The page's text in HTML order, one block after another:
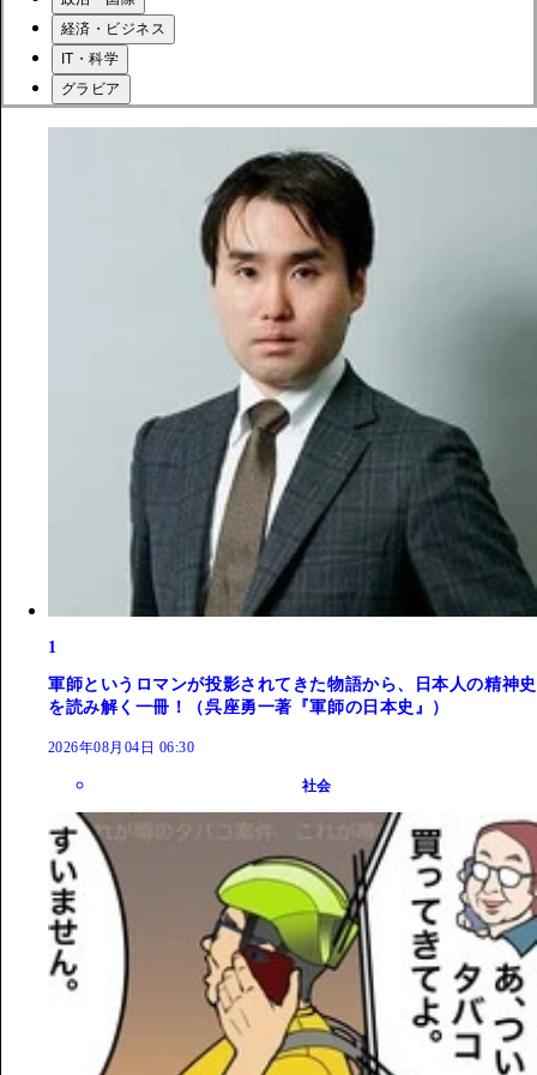
経済・ビジネス
IT・科学
グラビア
1
軍師というロマンが投影されてきた物語から、日本人の精神史
を読み解く一冊！（呉座勇一著『軍師の日本史』）
2026年08月04日 06:30
社会